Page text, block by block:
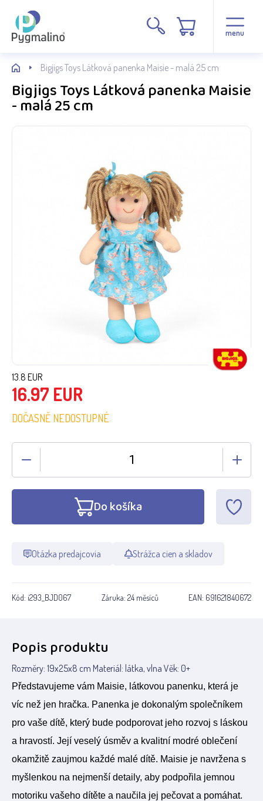
menu
Bigjigs Toys Látková panenka Maisie - malá 25 cm
Bigjigs Toys Látková panenka Maisie
- malá 25 cm
13.8 EUR
16.97 EUR
DOČASNĚ NEDOSTUPNÉ
Do košíka
Otázka predajcovia Strážca cien a skladov
Kód: i293_BJD067 Záruka: 24 měsíců EAN: 691621840672
Popis produktu
Rozměry: 19x25x8 cm Materiál: látka, vlna Věk: 0+
Představujeme vám Maisie, látkovou panenku, která je
víc než jen hračka. Panenka je dokonalým společníkem
pro vaše dítě, který bude podporovat jeho rozvoj s láskou
a hravostí. Její veselý úsměv a kvalitní modré oblečení
okamžitě zaujmou každé malé dítě. Maisie je navržena s
myšlenkou na nejmenší detaily, aby podpořila jemnou
motoriku vašeho dítěte a naučila jej pečovat a pomáhat.